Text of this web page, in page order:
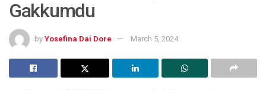
Gakkumdu
by Yosefina Dai Dore March 5, 2024